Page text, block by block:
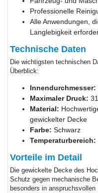
Professionelle
Alle Anwendungen,
Langlebigkeit
Technische Daten
Die wichtigsten technischen
Überblick:
Innendurchmesser:
Maximaler Druck:
Material:
gewickelter Decke
Farbe: Schwarz
Temperaturbereich:
Vorteile im Detail
Die gewickelte Decke des
Schutz gegen mechanische
besonders in